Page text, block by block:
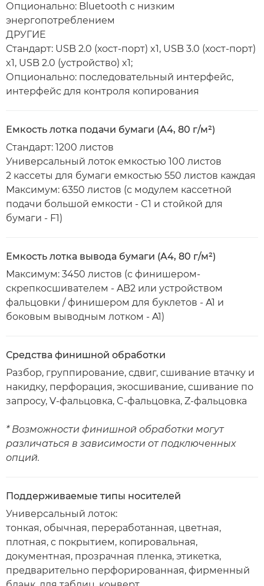
Опционально: Bluetooth с низким
энергопотреблением
ДРУГИЕ
Стандарт: USB 2.0 (хост-порт) x1, USB 3.0 (хост-порт)
x1, USB 2.0 (устройство) x1;
Опционально: последовательный интерфейс,
интерфейс для контроля копирования
Емкость лотка подачи бумаги (A4, 80 г/м²)
Стандарт: 1200 листов
Универсальный лоток емкостью 100 листов
2 кассеты для бумаги емкостью 550 листов каждая
Максимум: 6350 листов (с модулем кассетной
подачи большой емкости - C1 и стойкой для
бумаги - F1)
Емкость лотка вывода бумаги (A4, 80 г/м²)
Максимум: 3450 листов (с финишером-
скрепкосшивателем - AB2 или устройством
фальцовки / финишером для буклетов - A1 и
боковым выводным лотком - A1)
Средства финишной обработки
Разбор, группирование, сдвиг, сшивание втачку и
накидку, перфорация, экосшивание, сшивание по
запросу, V-фальцовка, C-фальцовка, Z-фальцовка
* Возможности финишной обработки могут
различаться в зависимости от подключенных
опций.
Поддерживаемые типы носителей
Универсальный лоток:
тонкая, обычная, переработанная, цветная,
плотная, с покрытием, копировальная,
документная, прозрачная пленка, этикетка,
предварительно перфорированная, фирменный